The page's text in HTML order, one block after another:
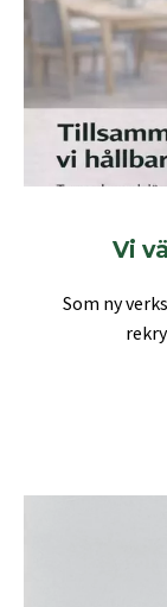
Vi
Som ny